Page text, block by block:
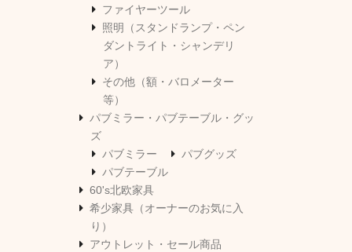
ファイヤーツール
照明（スタンドランプ・ペン
ダントライト・シャンデリ
ア）
その他（額・バロメーター
等）
パブミラー・パブテーブル・グッ
ズ
パブミラー
パブグッズ
パブテーブル
60's北欧家具
希少家具（オーナーのお気に入
り）
アウトレット・セール商品